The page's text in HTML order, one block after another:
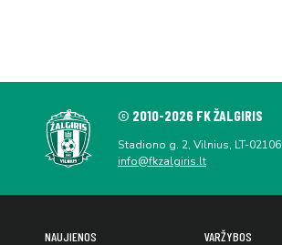
© 2010-2026 FK ŽALGIRIS
Stadiono g. 2, Vilnius, LT-02106
info@fkzalgiris.lt
NAUJIENOS VARŽYBOS